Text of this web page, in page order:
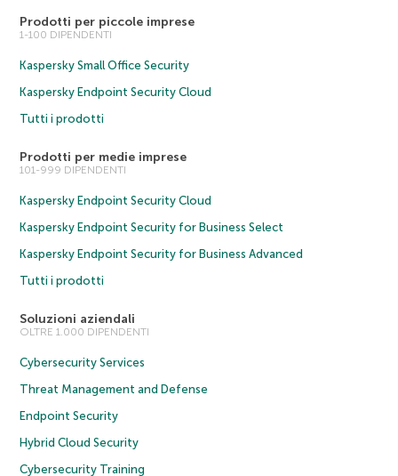
Prodotti per piccole imprese
1-100 DIPENDENTI
Kaspersky Small Office Security
Kaspersky Endpoint Security Cloud
Tutti i prodotti
Prodotti per medie imprese
101-999 DIPENDENTI
Kaspersky Endpoint Security Cloud
Kaspersky Endpoint Security for Business Select
Kaspersky Endpoint Security for Business Advanced
Tutti i prodotti
Soluzioni aziendali
OLTRE 1.000 DIPENDENTI
Cybersecurity Services
Threat Management and Defense
Endpoint Security
Hybrid Cloud Security
Cybersecurity Training